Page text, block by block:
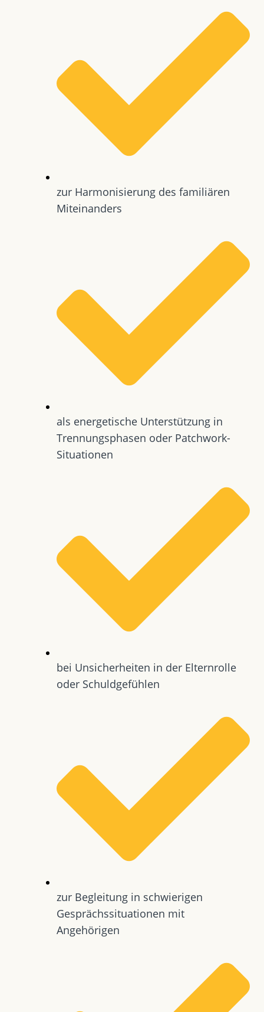
zur Harmonisierung des familiären
Miteinanders
als energetische Unterstützung in
Trennungsphasen oder Patchwork-
Situationen
bei Unsicherheiten in der Elternrolle
oder Schuldgefühlen
zur Begleitung in schwierigen
Gesprächssituationen mit
Angehörigen